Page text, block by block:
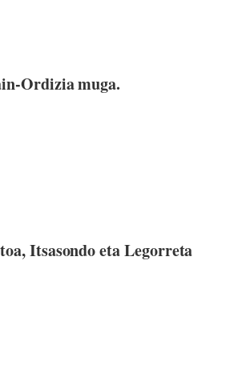
Ordizia muga.
Itsasondo eta Legorreta